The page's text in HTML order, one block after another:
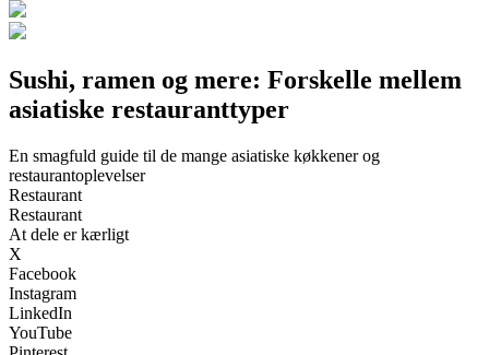
Sushi, ramen og mere: Forskelle mellem
asiatiske restauranttyper
En smagfuld guide til de mange asiatiske køkkener og
restaurantoplevelser
Restaurant
Restaurant
At dele er kærligt
X
Facebook
Instagram
LinkedIn
YouTube